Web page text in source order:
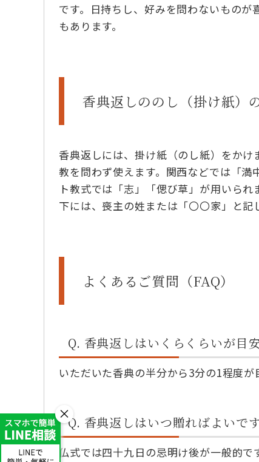
×
です。日持ちし、好みを問わないもの
もあります。
香典返しののし（掛け紙）
香典返しには、掛け紙（のし紙）をか
教を問わず使えます。関西などでは「
ト教式では「志」「偲び草」が用いら
下には、喪主の姓または「〇〇家」と記
よくあるご質問（FAQ）
Q. 香典返しはいくらくらいが目
いただいた香典の半分から3分の1程度
Q. 香典返しはいつ贈ればよいで
仏式では四十九日の忌明け後が一般的で